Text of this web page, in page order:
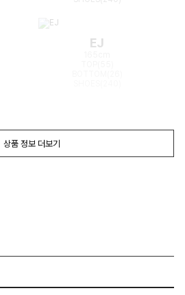
EJ
상품 정보 더보기